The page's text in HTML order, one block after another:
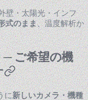
壁・太陽光・インフ
式のまま、温度解析か
─ ご希望の機
に新しいカメラ・機種